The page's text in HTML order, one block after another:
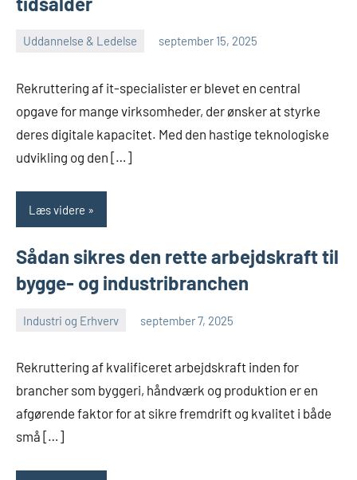
Uddannelse & Ledelse september 15, 2025
Rekruttering af it-specialister er blevet en central
opgave for mange virksomheder, der ønsker at styrke
deres digitale kapacitet. Med den hastige teknologiske
udvikling og den […]
Læs videre
Sådan sikres den rette arbejdskraft til
bygge- og industribranchen
Industri og Erhverv september 7, 2025
Rekruttering af kvalificeret arbejdskraft inden for
brancher som byggeri, håndværk og produktion er en
afgørende faktor for at sikre fremdrift og kvalitet i både
små […]